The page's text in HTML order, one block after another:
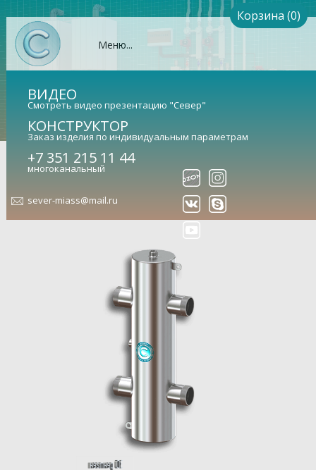
Меню...
Корзина (0)
ВИДЕО
Смотреть видео презентацию "Север"
КОНСТРУКТОР
Заказ изделия по индивидуальным параметрам
+7 351 215 11 44
многоканальный
sever-miass@mail.ru
Гидрострелка Север-R-140
(Aisi) (сталь нержавеющая)
Гидравлический разделитель универсальный (арт.